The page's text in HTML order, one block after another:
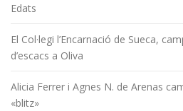
Edats
El Col·legi l’Encarnació de Sueca,
d’escacs a Oliva
Alicia Ferrer i Agnes N. de Arenas
«blitz»